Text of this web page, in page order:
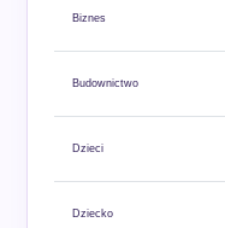
Biznes
Budownictwo
Dzieci
Dziecko